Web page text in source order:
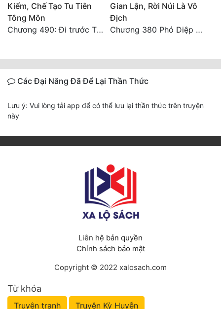
Kiếm, Chế Tạo Tu Tiên
Tông Môn
Chương 490: Đi trước Thương trường Địa Hạ, thắng lợi trở về.
Gian Lận, Rời Núi Là Vô
Địch
Chương 380 Phó Diệp dẫn toàn tộc Hồn Thú di chuyển đến Sâm La Tinh, chúng thần Thần Giới kinh ngạc!
Các Đại Năng Đã Để Lại Thần Thức
Lưu ý: Vui lòng tải app để có thể lưu lại thần thức trên truyện
này
Liên hệ bản quyền
Chính sách bảo mật
Copyright © 2022 xalosach.com
Từ khóa
Truyện tranh Truyện Kỳ Huyễn